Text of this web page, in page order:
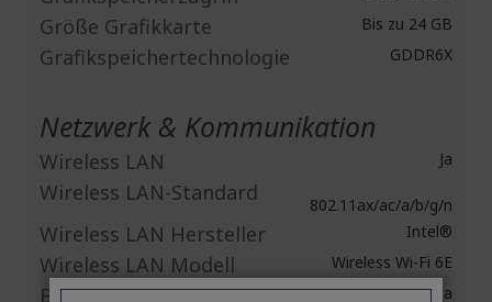
Größe Grafikkarte Bis zu 24 GB
Grafikspeichertechnologie GDDR6X
Netzwerk & Kommunikation
Wireless LAN Ja
Wireless LAN-Standard 802.11ax/ac/a/b/g/n
Wireless LAN Hersteller Intel®
Wireless LAN Modell Wireless Wi-Fi 6E
Bluetooth Ja